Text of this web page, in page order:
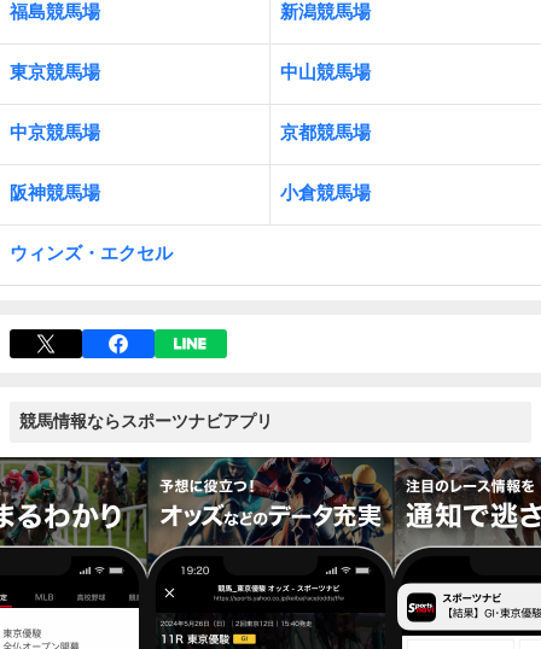
福島競馬場 新潟競馬場
東京競馬場 中山競馬場
中京競馬場 京都競馬場
阪神競馬場 小倉競馬場
ウィンズ・エクセル
競馬情報ならスポーツナビアプリ